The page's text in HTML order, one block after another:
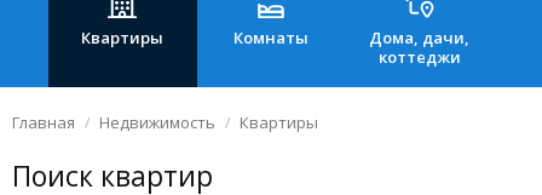
Квартиры Комнаты
Дома, дачи,
коттеджи
Главная Недвижимость Квартиры
Поиск квартир